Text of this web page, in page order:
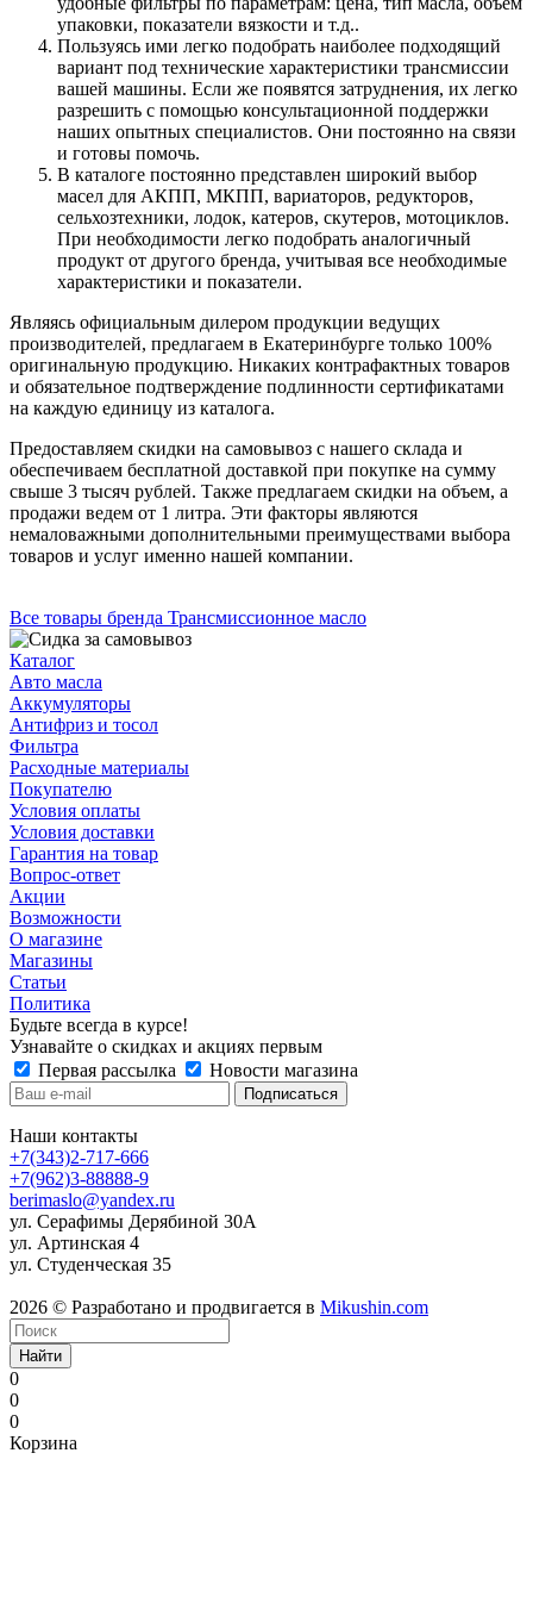
упаковки, показатели вязкости и т.д..
Пользуясь ими легко подобрать наиболее подходящий
вариант под технические характеристики трансмиссии
вашей машины. Если же появятся затруднения, их легко
разрешить с помощью консультационной поддержки
наших опытных специалистов. Они постоянно на связи
и готовы помочь.
В каталоге постоянно представлен широкий выбор
масел для АКПП, МКПП, вариаторов, редукторов,
сельхозтехники, лодок, катеров, скутеров, мотоциклов.
При необходимости легко подобрать аналогичный
продукт от другого бренда, учитывая все необходимые
характеристики и показатели.
Являясь официальным дилером продукции ведущих
производителей, предлагаем в Екатеринбурге только 100%
оригинальную продукцию. Никаких контрафактных товаров
и обязательное подтверждение подлинности сертификатами
на каждую единицу из каталога.
Предоставляем скидки на самовывоз с нашего склада и
обеспечиваем бесплатной доставкой при покупке на сумму
свыше 3 тысяч рублей. Также предлагаем скидки на объем, а
продажи ведем от 1 литра. Эти факторы являются
немаловажными дополнительными преимуществами выбора
товаров и услуг именно нашей компании.
Все товары бренда Трансмиссионное масло
Каталог
Авто масла
Аккумуляторы
Антифриз и тосол
Фильтра
Расходные материалы
Покупателю
Условия оплаты
Условия доставки
Гарантия на товар
Вопрос-ответ
Акции
Возможности
О магазине
Магазины
Статьи
Политика
Будьте всегда в курсе!
Узнавайте о скидках и акциях первым
Первая рассылка
Новости магазина
Наши контакты
+7(343)2-717-666
+7(962)3-88888-9
berimaslo@yandex.ru
ул. Серафимы Дерябиной 30А
ул. Артинская 4
ул. Студенческая 35
2026 © Разработано и продвигается в Mikushin.com
Найти
0
0
0
Корзина